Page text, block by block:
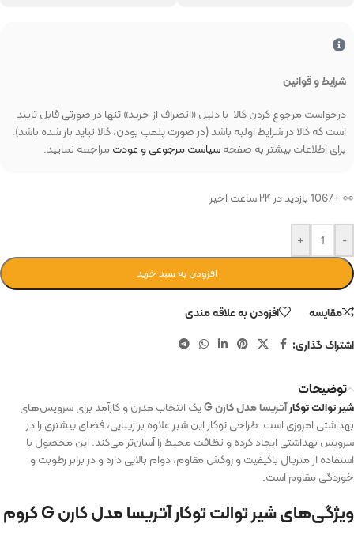
شرایط و قوانین
درخواست مرجوع کردن کالا با دلیل «انصراف از خرید» تنها در صورتی قابل تایید
است که کالا در شرایط اولیه باشد (در صورت پلمپ بودن، کالا نباید باز شده باشد).
برای اطلاعات بیشتر به صفحهسیاست مرجوعی و عودتمراجعه نمایید.
👀 +1067 بازدید در ۲۴ ساعت اخیر
-
+
افزودن به سبد خرید
مقایسه
افزودن به علاقه مندی
اشتراک گذاری:
توضیحات
شیر توالت توکارآتریسا مدل کارن G
یک انتخاب مدرن و کارآمد برای سرویس‌های
بهداشتی امروزی است. طراحی توکار این شیر علاوه بر زیبایی، فضای بیشتری را در
سرویس بهداشتی ایجاد کرده و نظافت محیط را آسان‌تر می‌کند. این محصول با
استفاده از متریال باکیفیت و روکش مقاوم، دوام بالایی دارد و در برابر رطوبت و
خوردگی مقاوم است.
ویژگی‌های شیر توالت توکار آتریسا مدل کارن G کروم